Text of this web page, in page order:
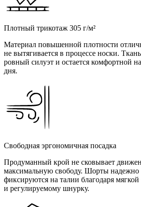
Плотный трикотаж 305 г/м²
Материал повышенной плотности
не вытягивается в процессе носки.
ровный силуэт и остается комфортной
дня.
Свободная эргономичная посадка
Продуманный крой не сковывает
максимальную свободу. Шорты надежно
фиксируются на талии благодаря мягкой
и регулируемому шнурку.